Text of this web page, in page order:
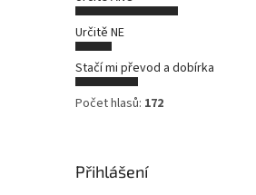
n
í
p
a
n
Určitě NE
Stačí mi převod a dobírka
Počet hlasů: 172
Přihlášení